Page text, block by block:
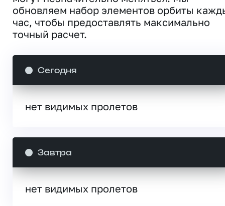
обновляем набор элементов орбиты
час, чтобы предоставлять максимально
точный расчет.
Сегодня
нет видимых пролетов
Завтра
нет видимых пролетов